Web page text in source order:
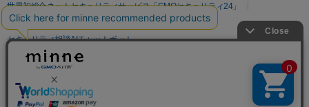
世界初総合ネットセキュリティサービス「GMOセキュリティ24」
パスワード漏洩診断
Webサイトリスク診断
セキュリティ相談AIチャットボット
実在証明・盗聴対策
サイバー攻撃対策（GMO Flatt Security）